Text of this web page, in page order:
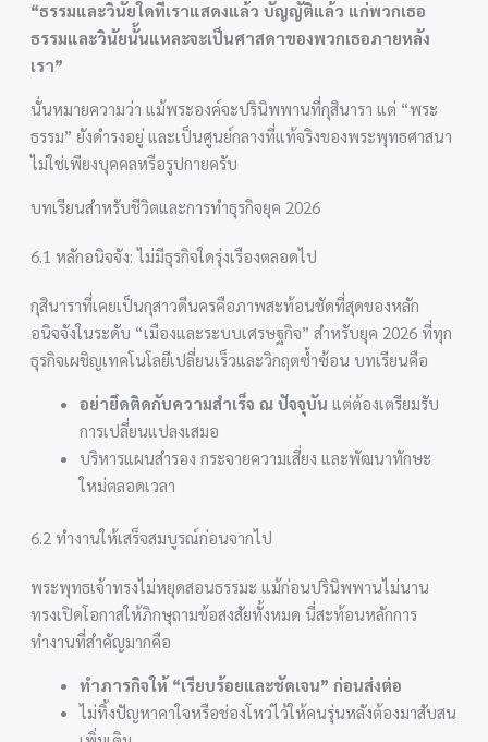
“ธรรมและวินัยใดที่เราแสดงแล้ว บัญญัติแล้ว แก่พวกเธอ
ธรรมและวินัยนั้นแหละจะเป็นศาสดาของพวกเธอภายหลัง
เรา”
นั่นหมายความว่า แม้พระองค์จะปรินิพพานที่กุสินารา แต่ “พระ
ธรรม” ยังดำรงอยู่ และเป็นศูนย์กลางที่แท้จริงของพระพุทธศาสนา
ไม่ใช่เพียงบุคคลหรือรูปกายครับ
บทเรียนสำหรับชีวิตและการทำธุรกิจยุค 2026
6.1 หลักอนิจจัง: ไม่มีธุรกิจใดรุ่งเรืองตลอดไป
กุสินาราที่เคยเป็นกุสาวดีนครคือภาพสะท้อนชัดที่สุดของหลัก
อนิจจังในระดับ “เมืองและระบบเศรษฐกิจ” สำหรับยุค 2026 ที่ทุก
ธุรกิจเผชิญเทคโนโลยีเปลี่ยนเร็วและวิกฤตซ้ำซ้อน บทเรียนคือ
อย่ายึดติดกับความสำเร็จ ณ ปัจจุบัน แต่ต้องเตรียมรับ
การเปลี่ยนแปลงเสมอ
บริหารแผนสำรอง กระจายความเสี่ยง และพัฒนาทักษะ
ใหม่ตลอดเวลา
6.2 ทำงานให้เสร็จสมบูรณ์ก่อนจากไป
พระพุทธเจ้าทรงไม่หยุดสอนธรรมะ แม้ก่อนปรินิพพานไม่นาน
ทรงเปิดโอกาสให้ภิกษุถามข้อสงสัยทั้งหมด นี่สะท้อนหลักการ
ทำงานที่สำคัญมากคือ
ทำภารกิจให้ “เรียบร้อยและชัดเจน” ก่อนส่งต่อ
ไม่ทิ้งปัญหาคาใจหรือช่องโหว่ไว้ให้คนรุ่นหลังต้องมาสับสน